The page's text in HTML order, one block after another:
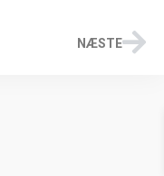
NÆSTE